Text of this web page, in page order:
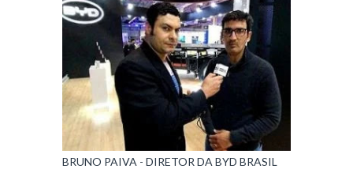
BRUNO PAIVA - DIRETOR DA BYD BRASIL